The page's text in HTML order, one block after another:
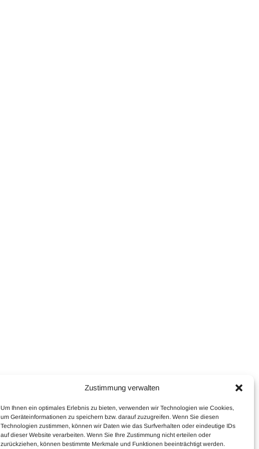
Zustimmung verwalten
Um Ihnen ein optimales Erlebnis zu bieten, verwenden wir Technologien wie Cookies,
um Geräteinformationen zu speichern bzw. darauf zuzugreifen. Wenn Sie diesen
Technologien zustimmen, können wir Daten wie das Surfverhalten oder eindeutige IDs
auf dieser Website verarbeiten. Wenn Sie Ihre Zustimmung nicht erteilen oder
zurückziehen, können bestimmte Merkmale und Funktionen beeinträchtigt werden.